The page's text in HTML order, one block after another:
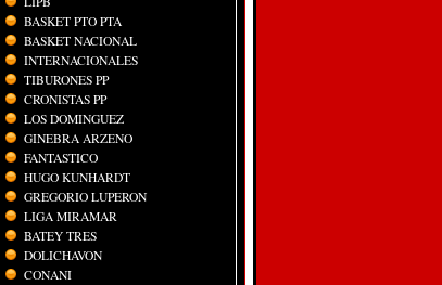
BASKET PTO PTA
BASKET NACIONAL
INTERNACIONALES
TIBURONES PP
CRONISTAS PP
LOS DOMINGUEZ
GINEBRA ARZENO
FANTASTICO
HUGO KUNHARDT
GREGORIO LUPERON
LIGA MIRAMAR
BATEY TRES
DOLICHAVON
CONANI